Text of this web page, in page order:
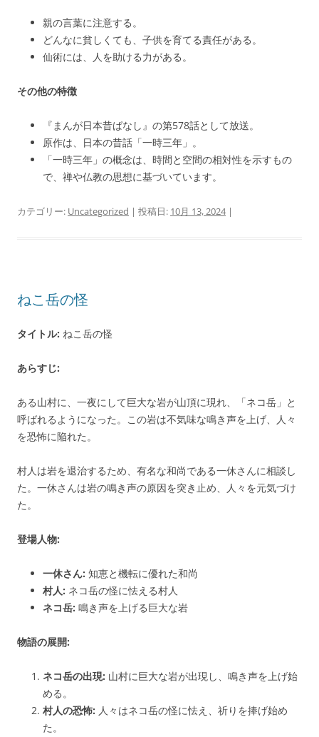
親の言葉に注意する。
どんなに貧しくても、子供を育てる責任がある。
仙術には、人を助ける力がある。
その他の特徴
『まんが日本昔ばなし』の第578話として放送。
原作は、日本の昔話「一時三年」。
「一時三年」の概念は、時間と空間の相対性を示すもの
で、禅や仏教の思想に基づいています。
カテゴリー: Uncategorized | 投稿日: 10月 13, 2024|
ねこ岳の怪
タイトル: ねこ岳の怪
あらすじ:
ある山村に、一夜にして巨大な岩が山頂に現れ、「ネコ岳」と
呼ばれるようになった。この岩は不気味な鳴き声を上げ、人々
を恐怖に陥れた。
村人は岩を退治するため、有名な和尚である一休さんに相談し
た。一休さんは岩の鳴き声の原因を突き止め、人々を元気づけ
た。
登場人物:
一休さん: 知恵と機転に優れた和尚
村人: ネコ岳の怪に怯える村人
ネコ岳: 鳴き声を上げる巨大な岩
物語の展開:
ネコ岳の出現: 山村に巨大な岩が出現し、鳴き声を上げ始
める。
村人の恐怖: 人々はネコ岳の怪に怯え、祈りを捧げ始め
た。